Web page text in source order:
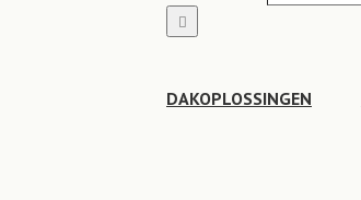
DAKOPLOSSINGEN